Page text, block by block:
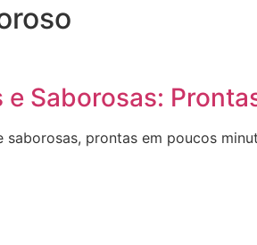
e Saborosas:
saborosas, prontas em poucos